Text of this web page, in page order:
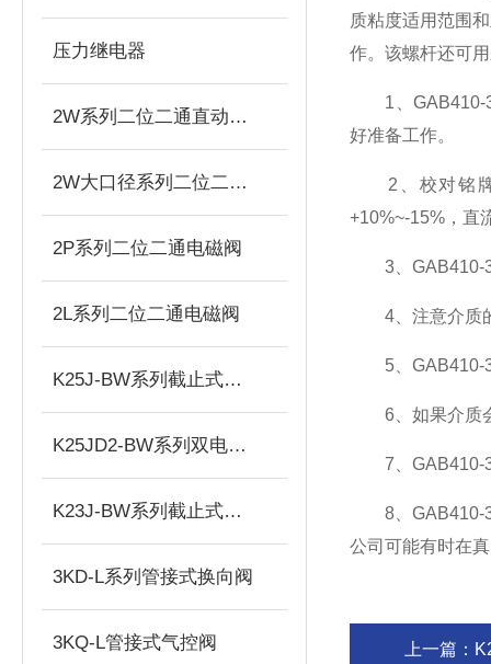
压力继电器
2W系列二位二通直动式电磁阀
2W大口径系列二位二通直动式电磁阀
2P系列二位二通电磁阀
2L系列二位二通电磁阀
K25J-BW系列截止式换向阀
K25JD2-BW系列双电控电磁阀
K23J-BW系列截止式换向阀
3KD-L系列管接式换向阀
3KQ-L管接式气控阀
质粘度适用范围
作。该螺杆还可
1、GAB410-3-
好准备工作。
2、校对铭牌
+10%~-15%，直
3、GAB410-3-
4、注意介质的
5、GAB410-3-
6、如果介质会
7、GAB410-3-
8、GAB410-3-
公司可能有时在
上一篇：